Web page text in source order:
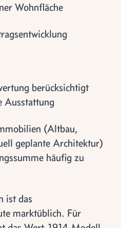
Wohnfläche
berücksichtigt
Ausstattung
(Altbau,
geplante Architektur)
häufig zu
ist das
marktüblich. Für